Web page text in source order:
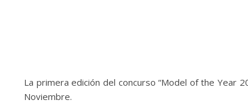
La primera edición del concurso “Model of the Year
Noviembre.